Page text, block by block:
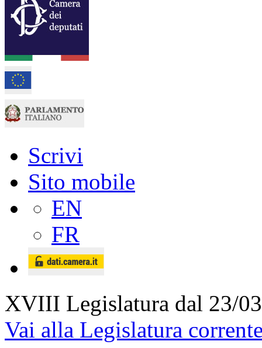
Scrivi
Sito mobile
EN
FR
XVIII Legislatura dal 23/
Vai alla Legislatura